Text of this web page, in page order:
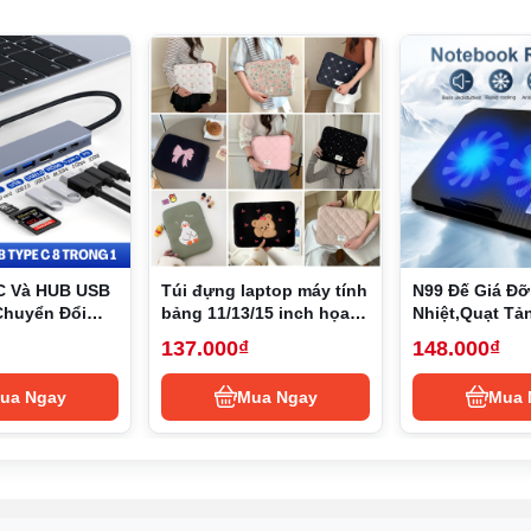
dòng i7 thế hệ trước (như i7-1255U) nhờ 8 nhân (4 nhân
Cinebench R23 cho thấy hiệu năng đa nhân vượt trội so với
mà Microsoft Office, Zoom, trình duyệt web với nhiều tab.
trợ tốt Photoshop, Premiere Pro ở mức cơ bản (chỉnh sửa
ứng dụng (trình duyệt, phần mềm văn phòng, trình chỉnh
H cao cấp hơn (như i7-13620H hoặc Ryzen 7 7840HS)
cho hầu hết người dùng phổ thông, từ sinh viên đến
Chrome với 20 tab, Spotify) mà không gặp hiện tượng giật
Và HUB USB
Đổi
3.0, SD,
Type-C
Ngay
Túi đựng laptop máy tính
bảng 11/13/15 inch họa
cách Hàn Quốc
137.000₫
Mua Ngay
N99 Đế Giá
Nhiệt,Quạt
Nhiệt Cho
2 USB
148.000₫
Mua